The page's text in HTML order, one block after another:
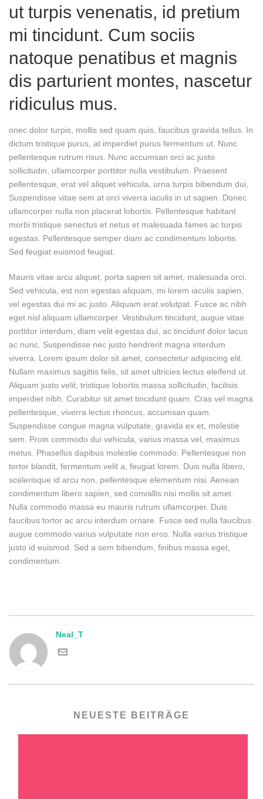
ut turpis venenatis, id pretium
mi tincidunt. Cum sociis
natoque penatibus et magnis
dis parturient montes, nascetur
ridiculus mus.
onec dolor turpis, mollis sed quam quis, faucibus gravida tellus. In
dictum tristique purus, at imperdiet purus fermentum ut. Nunc
pellentesque rutrum risus. Nunc accumsan orci ac justo
sollicitudin, ullamcorper porttitor nulla vestibulum. Praesent
pellentesque, erat vel aliquet vehicula, urna turpis bibendum dui,
Suspendisse vitae sem at orci viverra iaculis in ut sapien. Donec
ullamcorper nulla non placerat lobortis. Pellentesque habitant
morbi tristique senectus et netus et malesuada fames ac turpis
egestas. Pellentesque semper diam ac condimentum lobortis.
Sed feugiat euismod feugiat.
Mauris vitae arcu aliquet, porta sapien sit amet, malesuada orci.
Sed vehicula, est non egestas aliquam, mi lorem iaculis sapien,
vel egestas dui mi ac justo. Aliquam erat volutpat. Fusce ac nibh
eget nisl aliquam ullamcorper. Vestibulum tincidunt, augue vitae
porttitor interdum, diam velit egestas dui, ac tincidunt dolor lacus
ac nunc. Suspendisse nec justo hendrerit magna interdum
viverra. Lorem ipsum dolor sit amet, consectetur adipiscing elit.
Nullam maximus sagittis felis, sit amet ultricies lectus eleifend ut.
Aliquam justo velit, tristique lobortis massa sollicitudin, facilisis
imperdiet nibh. Curabitur sit amet tincidunt quam. Cras vel magna
pellentesque, viverra lectus rhoncus, accumsan quam.
Suspendisse congue magna vulputate, gravida ex et, molestie
sem. Proin commodo dui vehicula, varius massa vel, maximus
metus. Phasellus dapibus molestie commodo. Pellentesque non
tortor blandit, fermentum velit a, feugiat lorem. Duis nulla libero,
scelerisque id arcu non, pellentesque elementum nisi. Aenean
condimentum libero sapien, sed convallis nisi mollis sit amet.
Nulla commodo massa eu mauris rutrum ullamcorper. Duis
faucibus tortor ac arcu interdum ornare. Fusce sed nulla faucibus
augue commodo varius vulputate non eros. Nulla varius tristique
justo id euismod. Sed a sem bibendum, finibus massa eget,
condimentum.
Neal_T
NEUESTE BEITRÄGE